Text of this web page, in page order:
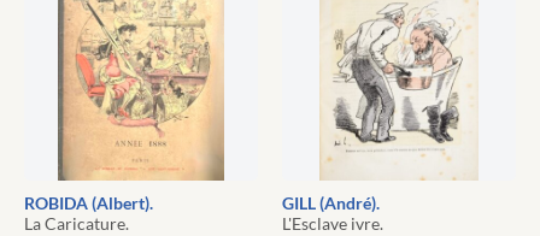
ROBIDA (Albert).
La Caricature.
GILL (André).
L'Esclave ivre.